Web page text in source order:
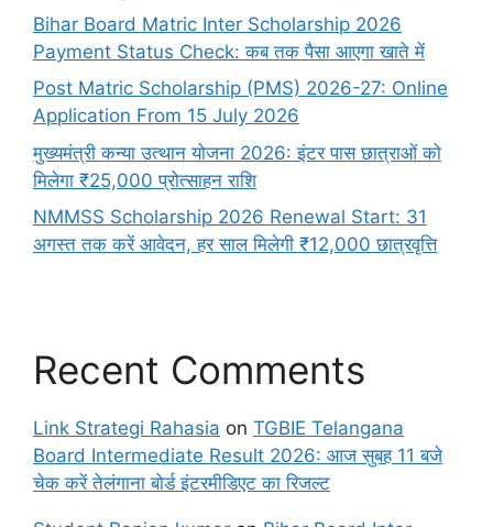
Bihar Board Matric Inter Scholarship 2026
Payment Status Check: कब तक पैसा आएगा खाते में
Post Matric Scholarship (PMS) 2026-27: Online
Application From 15 July 2026
मुख्यमंत्री कन्या उत्थान योजना 2026: इंटर पास छात्राओं को
मिलेगा ₹25,000 प्रोत्साहन राशि
NMMSS Scholarship 2026 Renewal Start: 31
अगस्त तक करें आवेदन, हर साल मिलेगी ₹12,000 छात्रवृत्ति
Recent Comments
Link Strategi Rahasia on TGBIE Telangana
Board Intermediate Result 2026: आज सुबह 11 बजे
चेक करें तेलंगाना बोर्ड इंटरमीडिएट का रिजल्ट